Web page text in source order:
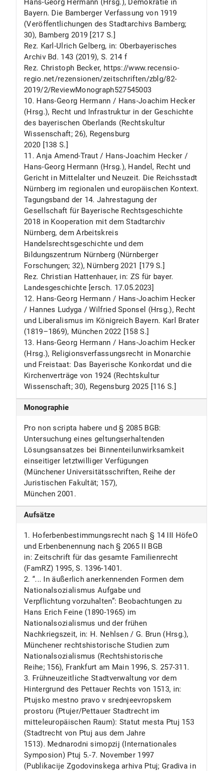
Hans-Georg Hermann (Hrsg.), Demokratie in
Bayern. Die Bamberger Verfassung von 1919
(Veröffentlichungen des Stadtarchivs Bamberg;
30), Bamberg 2019 [217 S.]
Rez. Karl-Ulrich Gelberg, in: Oberbayerisches
Archiv Bd. 143 (2019), S. 214 f
Rez. Christoph Becker, https://www.recensio-
regio.net/rezensionen/zeitschriften/zblg/82-
2019/2/ReviewMonograph527545003
10. Hans-Georg Hermann / Hans-Joachim Hecker
(Hrsg.), Recht und Infrastruktur in der Geschichte
des bayerischen Oberlands (Rechtskultur
Wissenschaft; 26), Regensburg
2020 [138 S.]
11. Anja Amend-Traut / Hans-Joachim Hecker /
Hans-Georg Hermann (Hrsg.), Handel, Recht und
Gericht in Mittelalter und Neuzeit. Die Reichsstadt
Nürnberg im regionalen und europäischen Kontext.
Tagungsband der 14. Jahrestagung der
Gesellschaft für Bayerische Rechtsgeschichte
2018 in Kooperation mit dem Stadtarchiv
Nürnberg, dem Arbeitskreis
Handelsrechtsgeschichte und dem
Bildungszentrum Nürnberg (Nürnberger
Forschungen; 32), Nürnberg 2021 [179 S.]
Rez. Christian Hattenhauer, in: ZS für bayer.
Landesgeschichte [ersch. 17.05.2023]
12. Hans-Georg Hermann / Hans-Joachim Hecker
/ Hannes Ludyga / Wilfried Sponsel (Hrsg.), Recht
und Liberalismus im Königreich Bayern. Karl Brater
(1819–1869), München 2022 [158 S.]
13. Hans-Georg Hermann / Hans-Joachim Hecker
(Hrsg.), Religionsverfassungsrecht in Monarchie
und Freistaat: Das Bayerische Konkordat und die
Kirchenverträge von 1924 (Rechtskultur
Wissenschaft; 30), Regensburg 2025 [116 S.]
Monographie
Pro non scripta habere und § 2085 BGB:
Untersuchung eines geltungserhaltenden
Lösungsansatzes bei Binnenteilunwirksamkeit
einseitiger letztwilliger Verfügungen
(Münchener Universitätsschriften, Reihe der
Juristischen Fakultät; 157),
München 2001.
Aufsätze
1. Hoferbenbestimmungsrecht nach § 14 III HöfeO
und Erbenbenennung nach § 2065 II BGB
in: Zeitschrift für das gesamte Familienrecht
(FamRZ) 1995, S. 1396-1401.
2. “... In äußerlich anerkennenden Formen dem
Nationalsozialismus Aufgabe und
Verpflichtung vorzuhalten”: Beobachtungen zu
Hans Erich Feine (1890-1965) im
Nationalsozialismus und der frühen
Nachkriegszeit, in: H. Nehlsen / G. Brun (Hrsg.),
Münchener rechtshistorische Studien zum
Nationalsozialismus (Rechtshistorische
Reihe; 156), Frankfurt am Main 1996, S. 257-311.
3. Frühneuzeitliche Stadtverwaltung vor dem
Hintergrund des Pettauer Rechts von 1513, in:
Ptujsko mestno pravo v srednjeevropskem
prostoru (Ptujer/Pettauer Stadtrecht im
mitteleuropäischen Raum): Statut mesta Ptuj 153
(Stadtrecht von Ptuj aus dem Jahre
1513). Mednarodni simopzij (Internationales
Symposion) Ptuj 5.-7. November 1997
(Publikacije Zgodovinskega arhiva Ptuj; Gradiva in